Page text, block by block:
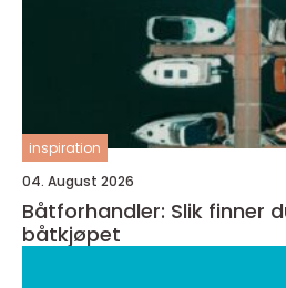
inspiration
04. August 2026
Båtforhandler: Slik finner
båtkjøpet